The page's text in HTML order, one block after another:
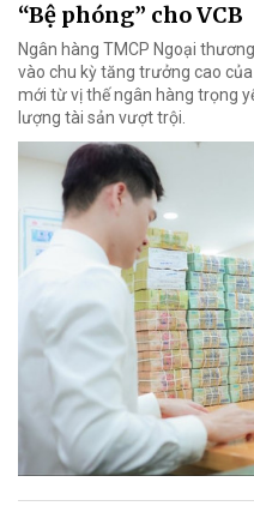
“Bệ phóng” cho VCB
Ngân hàng TMCP Ngoại
vào chu kỳ tăng trưởng cao
mới từ vị thế ngân hàng trọng
lượng tài sản vượt trội.